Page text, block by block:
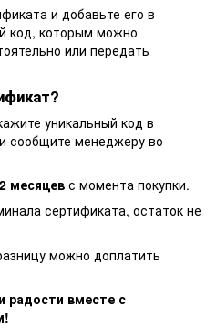
и добавьте его в
код, которым можно
или передать
уникальный код в
сообщите менеджеру во
месяцев с момента покупки.
сертификата, остаток не
можно доплатить
радости вместе с